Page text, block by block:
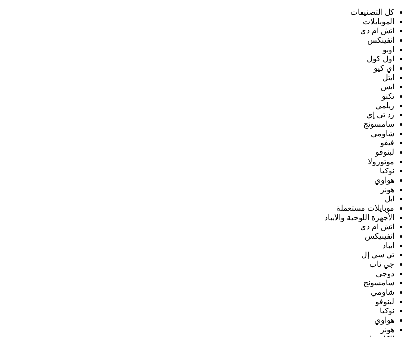
كل التصنيفات
الموبايلات
اتش ام دى
انفينكس
اوبو
اول كول
اي كيو
ايتل
ايس
تكنو
ريلمي
زد تي إي
سامسونج
شاومي
فيفو
لينوفو
موتورولا
نوكيا
هواوي
هونر
ابل
موبايلات مستعملة
الأجهزة اللوحية والآيباد
اتش ام دى
انفينيكس
ايباد
تي سي إل
جي تاب
دوجى
سامسونج
شاومي
لينوفو
نوكيا
هواوي
هونر